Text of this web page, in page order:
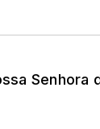
Senhora